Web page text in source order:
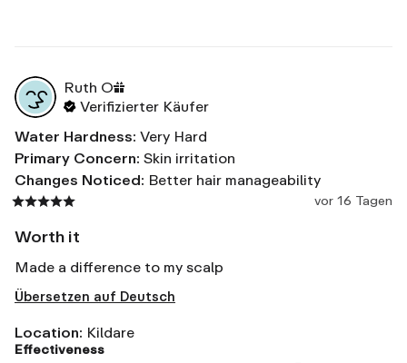
Ruth O
Verifizierter Käufer
Water Hardness: Very Hard
Primary Concern: Skin irritation
Changes Noticed: Better hair manageability
vor 16 Tagen
Worth it
Made a difference to my scalp
Übersetzen auf Deutsch
Location: Kildare
Effectiveness